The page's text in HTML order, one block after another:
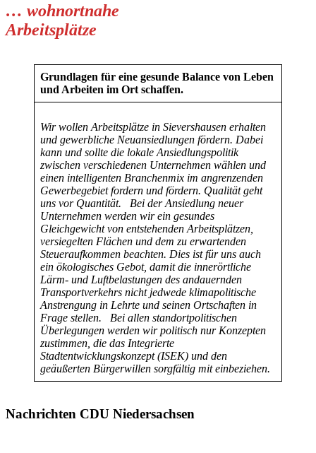
… wohnortnahe
Arbeitsplätze
Grundlagen für eine gesunde Balance von Leben
und Arbeiten im Ort schaffen.
Wir wollen Arbeitsplätze in Sievershausen erhalten
und gewerbliche Neuansiedlungen fördern. Dabei
kann und sollte die lokale Ansiedlungspolitik
zwischen verschiedenen Unternehmen wählen und
einen intelligenten Branchenmix im angrenzenden
Gewerbegebiet fordern und fördern. Qualität geht
uns vor Quantität.
Bei der Ansiedlung neuer
Unternehmen werden wir ein gesundes
Gleichgewicht von entstehenden Arbeitsplätzen,
versiegelten Flächen und dem zu erwartenden
Steueraufkommen beachten. Dies ist für uns auch
ein ökologisches Gebot, damit die innerörtliche
Lärm- und Luftbelastungen des andauernden
Transportverkehrs nicht jedwede klimapolitische
Anstrengung in Lehrte und seinen Ortschaften in
Frage stellen.
Bei allen standortpolitischen
Überlegungen werden wir politisch nur Konzepten
zustimmen, die das Integrierte
Stadtentwicklungskonzept (ISEK) und den
geäußerten Bürgerwillen sorgfältig mit einbeziehen.
Nachrichten CDU Niedersachsen